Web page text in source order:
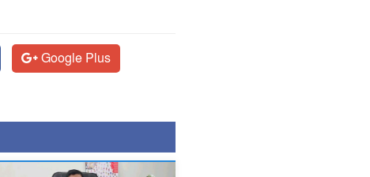
Google Plus